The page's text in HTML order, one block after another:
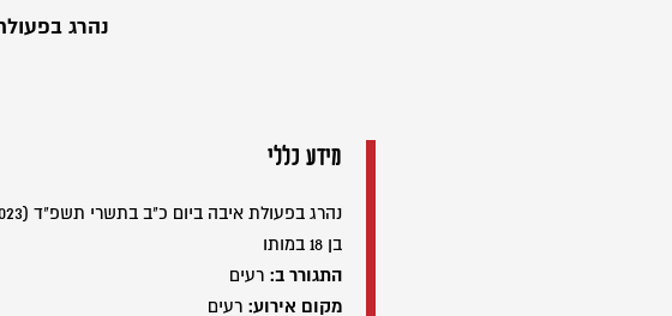
נהרג בפעולת
מידע כללי
נהרג בפעולת איבה ביום כ"ב בתשרי תשפ"ד (7/10/2023)
בן 18 במותו
התגורר ב: רעים
מקום אירוע: רעים